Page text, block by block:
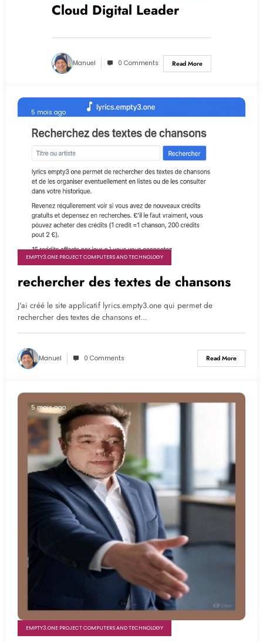
Cloud Digital Leader
Manuel 0 Comments Read More
5 mois ago
EMPTY3.ONE PROJECT COMPUTERS AND TECHNOLOGY
rechercher des textes de chansons
J'ai créé le site applicatif lyrics.empty3.one qui permet de
rechercher des textes de chansons et…
Manuel 0 Comments Read More
5 mois ago
EMPTY3.ONE PROJECT COMPUTERS AND TECHNOLOGY